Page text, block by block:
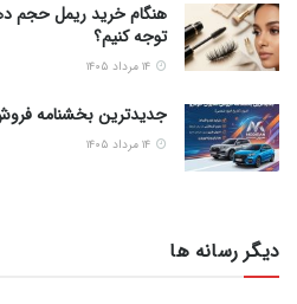
هنگام خرید ریمل حجم
توجه کنیم؟
جدیدترین بخشنامه
دیگر رسانه ها